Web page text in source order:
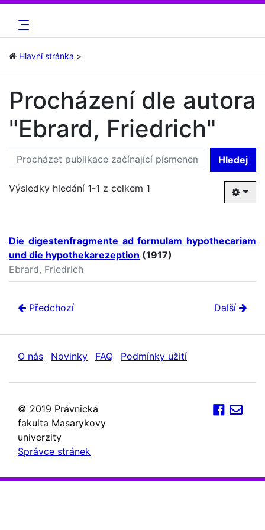
Hlavní stránka
Procházení dle autora
"Ebrard, Friedrich"
Hledej
Výsledky hledání 1-1 z celkem 1
Die digestenfragmente ad formulam hypothecariam
und die hypothekarezeption (1917)
Ebrard, Friedrich
Předchozí Další
O nás Novinky FAQ Podmínky užití
© 2019 Právnická
fakulta Masarykovy
univerzity
Správce stránek